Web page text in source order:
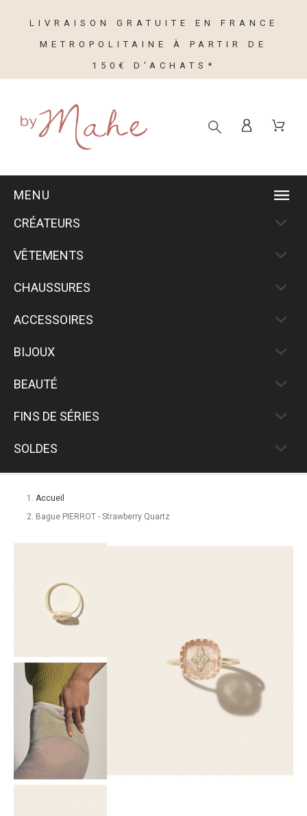
LIVRAISON GRATUITE EN FRANCE
METROPOLITAINE À PARTIR DE
150€ D'ACHATS*
MENU
CRÉATEURS
VÊTEMENTS
CHAUSSURES
ACCESSOIRES
BIJOUX
BEAUTÉ
FINS DE SÉRIES
SOLDES
Accueil
Bague PIERROT - Strawberry Quartz